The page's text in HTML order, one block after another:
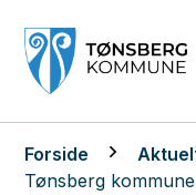
Du er her:
Forside
Tønsberg